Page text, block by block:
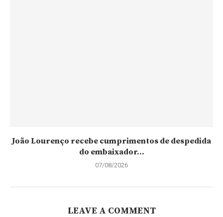
João Lourenço recebe cumprimentos de despedida
do embaixador...
07/08/2026
LEAVE A COMMENT